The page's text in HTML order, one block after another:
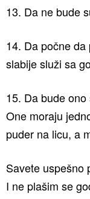
13. Da ne bude
14. Da počne
slabije služi sa
15. Da bude
One moraju
puder na licu, a
Savete
I ne plašim se